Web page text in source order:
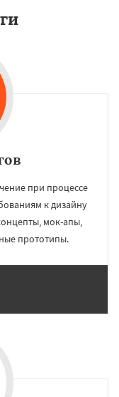
при процессе
к дизайну
мок-апы,
прототипы.